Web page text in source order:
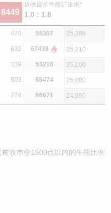
8449
近收回价牛熊证比例*
1.0 : 1.8
470 55307 25,388
632 67438 25,210
339 53216 25,100
503 68474 25,000
274 66671 24,950
前收巿价1500点以内的牛熊比例